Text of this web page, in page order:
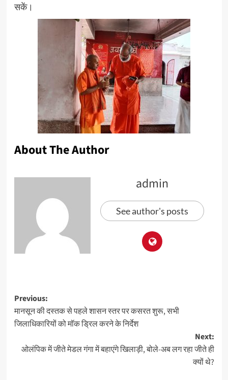
सकें।
About The Author
admin
See author's posts
Previous:
मानसून की दस्तक से पहले शासन स्तर पर कसरत शुरू, सभी
जिलाधिकारियों को मॉक ड्रिल करने के निर्देश
Next:
ओलंपिक में जीते मेडल गंगा में बहाएंगे खिलाड़ी, बोले-अब लग रहा जीते ही
क्यों थे?